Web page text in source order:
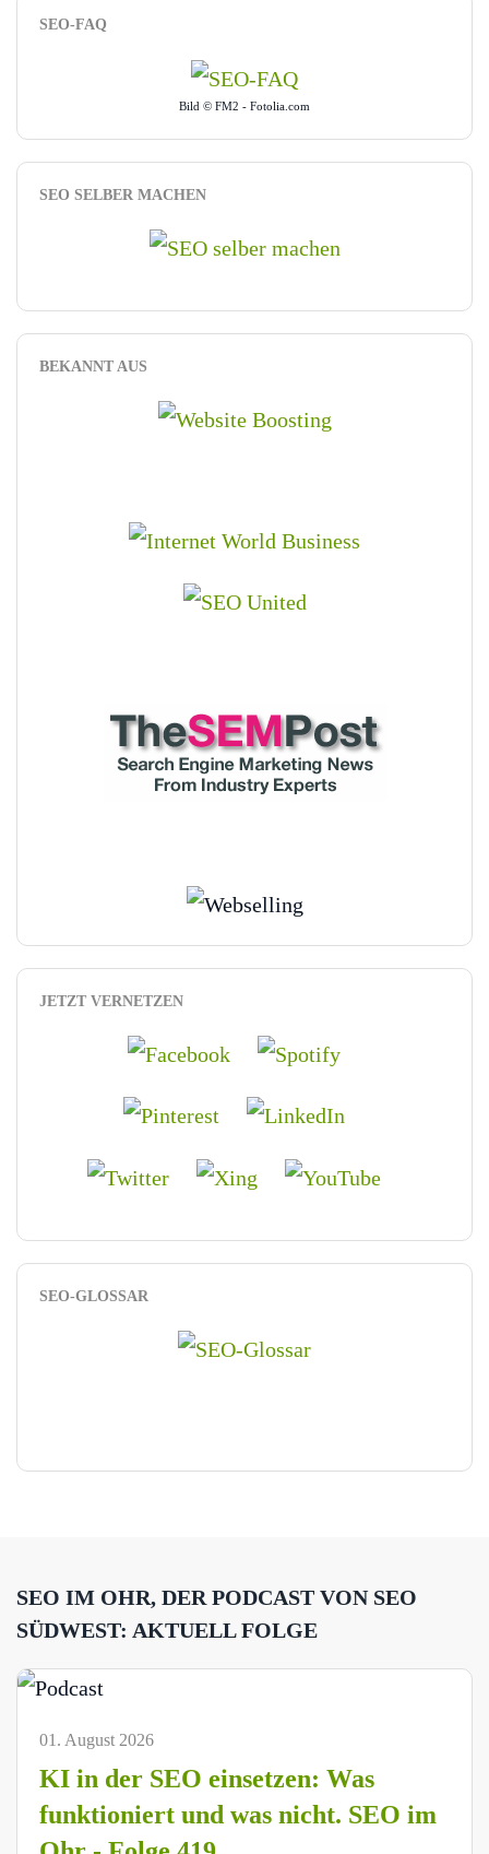
SEO-FAQ
Bild © FM2 - Fotolia.com
SEO SELBER MACHEN
BEKANNT AUS
JETZT VERNETZEN
SEO-GLOSSAR
SEO IM OHR, DER PODCAST VON SEO
SÜDWEST: AKTUELL FOLGE
01. August 2026
KI in der SEO einsetzen: Was
funktioniert und was nicht. SEO im